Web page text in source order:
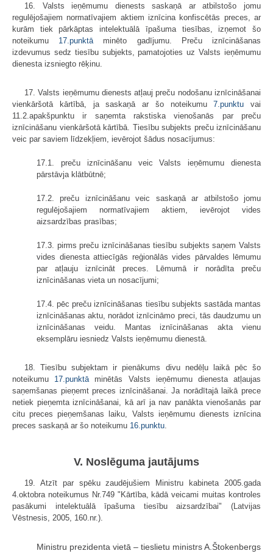
16. Valsts ieņēmumu dienests saskaņā ar atbilstošo jomu
regulējošajiem normatīvajiem aktiem iznīcina konfiscētās preces, ar
kurām tiek pārkāptas intelektuālā īpašuma tiesības, izņemot šo
noteikumu 17.punktā minēto gadījumu. Preču iznīcināšanas
izdevumus sedz tiesību subjekts, pamatojoties uz Valsts ieņēmumu
dienesta izsniegto rēķinu.
17. Valsts ieņēmumu dienests atļauj preču nodošanu iznīcināšanai
vienkāršotā kārtībā, ja saskaņā ar šo noteikumu7.punktu vai
11.2.apakšpunktu ir saņemta rakstiska vienošanās par preču
iznīcināšanu vienkāršotā kārtībā. Tiesību subjekts preču iznīcināšanu
veic par saviem līdzekļiem, ievērojot šādus nosacījumus:
17.1. preču iznīcināšanu veic Valsts ieņēmumu dienesta
pārstāvja klātbūtnē;
17.2. preču iznīcināšanu veic saskaņā ar atbilstošo jomu
regulējošajiem normatīvajiem aktiem, ievērojot vides
aizsardzības prasības;
17.3. pirms preču iznīcināšanas tiesību subjekts saņem Valsts
vides dienesta attiecīgās reģionālās vides pārvaldes lēmumu
par atļauju iznīcināt preces. Lēmumā ir norādīta preču
iznīcināšanas vieta un nosacījumi;
17.4. pēc preču iznīcināšanas tiesību subjekts sastāda mantas
iznīcināšanas aktu, norādot iznīcināmo preci, tās daudzumu un
iznīcināšanas veidu. Mantas iznīcināšanas akta vienu
eksemplāru iesniedz Valsts ieņēmumu dienestā.
18. Tiesību subjektam ir pienākums divu nedēļu laikā pēc šo
noteikumu 17.punktā minētās Valsts ieņēmumu dienesta atļaujas
saņemšanas pieņemt preces iznīcināšanai. Ja norādītajā laikā prece
netiek pieņemta iznīcināšanai, kā arī ja nav panākta vienošanās par
citu preces pieņemšanas laiku, Valsts ieņēmumu dienests iznīcina
preces saskaņā ar šo noteikumu 16.punktu
V. Noslēguma jautājums
19. Atzīt par spēku zaudējušiem Ministru kabineta 2005.gada
4.oktobra noteikumus Nr.749 "Kārtība, kādā veicami muitas kontroles
pasākumi intelektuālā īpašuma tiesību aizsardzībai" (Latvijas
Vēstnesis, 2005, 160.nr.).
Ministru prezidenta vietā – tieslietu ministrs A.Štokenbergs